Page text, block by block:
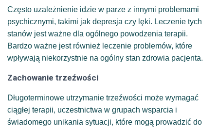
Często uzależnienie idzie w parze z innymi problemami
psychicznymi, takimi jak depresja czy lęki. Leczenie tych
stanów jest ważne dla ogólnego powodzenia terapii.
Bardzo ważne jest również leczenie problemów, które
wpływają niekorzystnie na ogólny stan zdrowia pacjenta.
Zachowanie trzeźwości
Długoterminowe utrzymanie trzeźwości może wymagać
ciągłej terapii, uczestnictwa w grupach wsparcia i
świadomego unikania sytuacji, które mogą prowadzić do